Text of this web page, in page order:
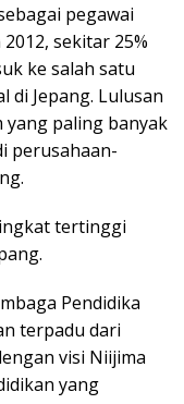
pegawai
sekitar 25%
ke salah satu
di Jepang. Lulusan
yang paling banyak
perusahaan-
tertinggi
Pendidika
terpadu dari
visi Niijima
yang